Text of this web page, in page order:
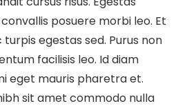
posuere morbi leo. Et
egestas sed. Purus non
facilisis leo. Id diam
eget mauris pharetra et.
sit amet commodo nulla